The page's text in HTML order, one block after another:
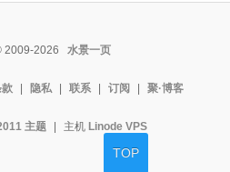
2009-2026 水景一页
隐私 联系 订阅 聚·博客
主题 主机 Linode VPS
TOP